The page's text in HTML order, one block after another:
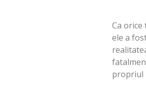
Ca
ele a
propriul